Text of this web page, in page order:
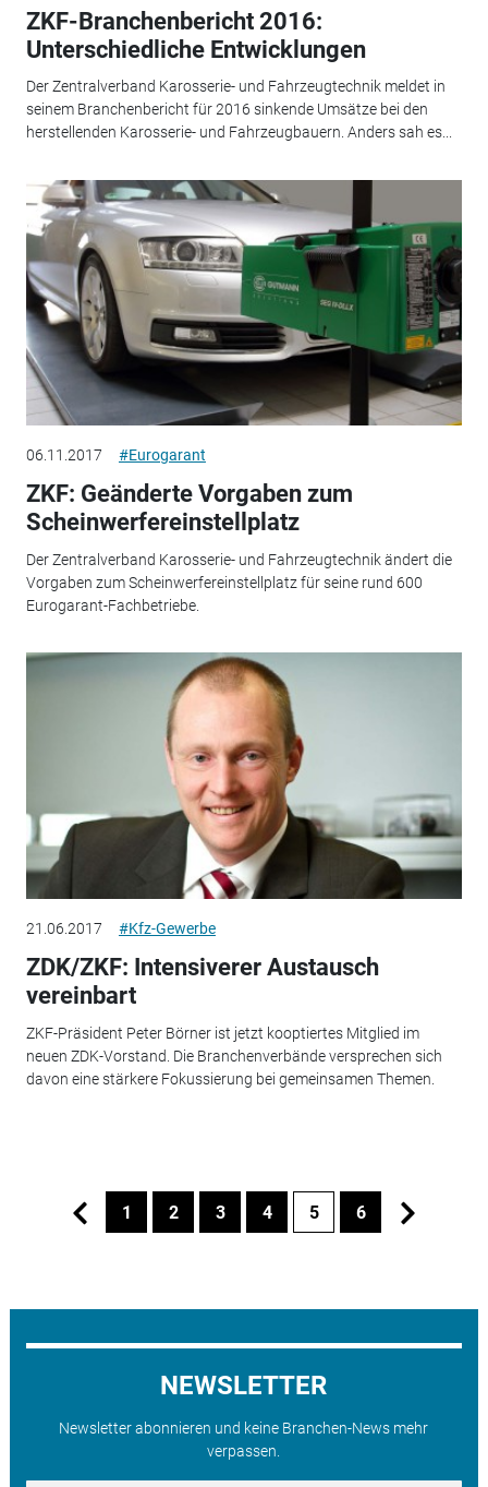
ZKF-Branchenbericht 2016:
Unterschiedliche Entwicklungen
Der Zentralverband Karosserie- und Fahrzeugtechnik meldet in
seinem Branchenbericht für 2016 sinkende Umsätze bei den
herstellenden Karosserie- und Fahrzeugbauern. Anders sah es...
06.11.2017 #Eurogarant
ZKF: Geänderte Vorgaben zum
Scheinwerfereinstellplatz
Der Zentralverband Karosserie- und Fahrzeugtechnik ändert die
Vorgaben zum Scheinwerfereinstellplatz für seine rund 600
Eurogarant-Fachbetriebe.
21.06.2017 #Kfz-Gewerbe
ZDK/ZKF: Intensiverer Austausch
vereinbart
ZKF-Präsident Peter Börner ist jetzt kooptiertes Mitglied im
neuen ZDK-Vorstand. Die Branchenverbände versprechen sich
davon eine stärkere Fokussierung bei gemeinsamen Themen.
1 2 3 4 5 6
NEWSLETTER
Newsletter abonnieren und keine Branchen-News mehr
verpassen.